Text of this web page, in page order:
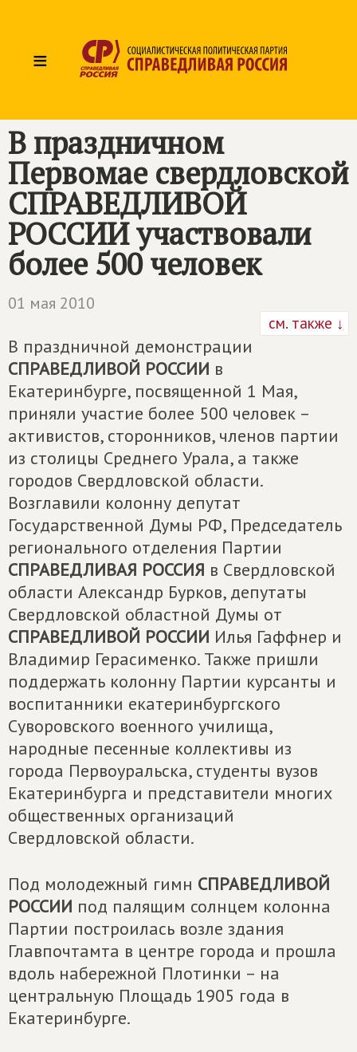
≡
В праздничном
Первомае свердловской
СПРАВЕДЛИВОЙ
РОССИИ участвовали
более 500 человек
01 мая 2010
см. также ↓
В праздничной демонстрации
СПРАВЕДЛИВОЙ РОССИИ в
Екатеринбурге, посвященной 1 Мая,
приняли участие более 500 человек –
активистов, сторонников, членов партии
из столицы Среднего Урала, а также
городов Свердловской области.
Возглавили колонну депутат
Государственной Думы РФ, Председатель
регионального отделения Партии
СПРАВЕДЛИВАЯ РОССИЯ в Свердловской
области Александр Бурков, депутаты
Свердловской областной Думы от
СПРАВЕДЛИВОЙ РОССИИ Илья Гаффнер и
Владимир Герасименко. Также пришли
поддержать колонну Партии курсанты и
воспитанники екатеринбургского
Суворовского военного училища,
народные песенные коллективы из
города Первоуральска, студенты вузов
Екатеринбурга и представители многих
общественных организаций
Свердловской области.
Под молодежный гимн СПРАВЕДЛИВОЙ
РОССИИ под палящим солнцем колонна
Партии построилась возле здания
Главпочтамта в центре города и прошла
вдоль набережной Плотинки – на
центральную Площадь 1905 года в
Екатеринбурге.